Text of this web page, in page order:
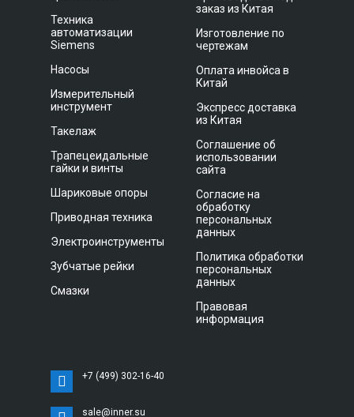
Техника
автоматизации
Siemens
Насосы
Измерительный
инструмент
Такелаж
Трапецеидальные
гайки и винты
Шариковые опоры
Приводная техника
Электроинструменты
Зубчатые рейки
Смазки
заказ из Китая
Изготовление по
чертежам
Оплата инвойса в
Китай
Экспресс доставка
из Китая
Соглашение об
использовании
сайта
Согласие на
обработку
персональных
данных
Политика обработки
персональных
данных
Правовая
информация
+7 (499) 302-16-40
sale@inner.su